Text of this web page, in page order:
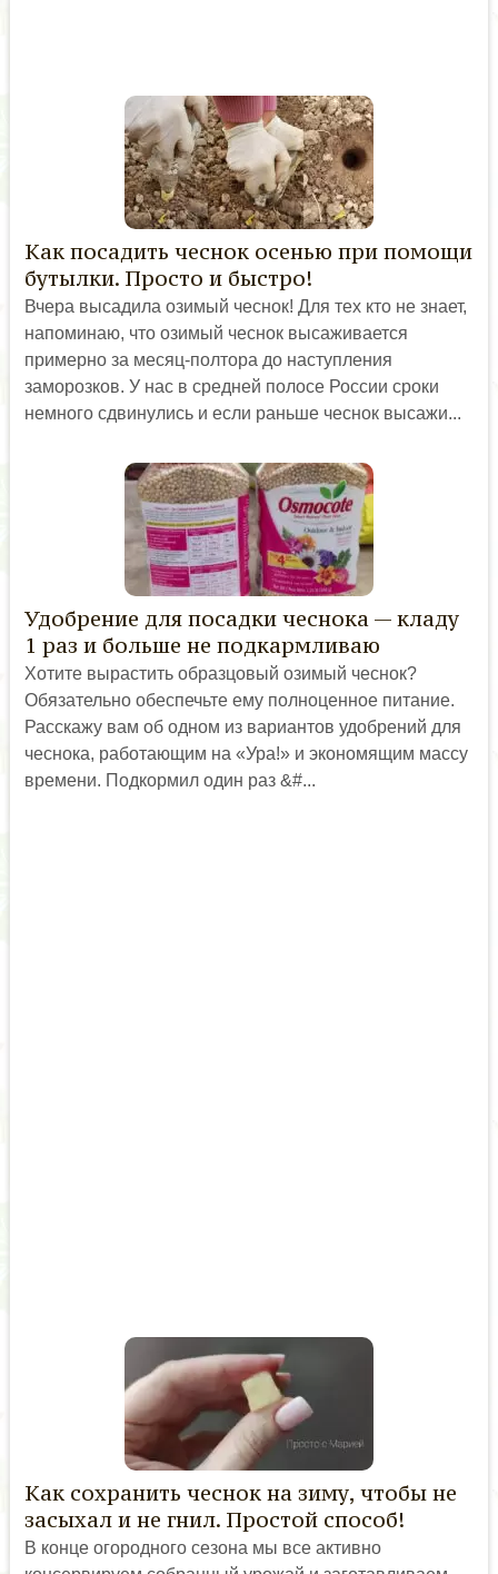
Как посадить чеснок осенью при помощи
бутылки. Просто и быстро!
Вчера высадила озимый чеснок! Для тех кто не знает,
напоминаю, что озимый чеснок высаживается
примерно за месяц-полтора до наступления
заморозков. У нас в средней полосе России сроки
немного сдвинулись и если раньше чеснок высажи...
Удобрение для посадки чеснока — кладу
1 раз и больше не подкармливаю
Хотите вырастить образцовый озимый чеснок?
Обязательно обеспечьте ему полноценное питание.
Расскажу вам об одном из вариантов удобрений для
чеснока, работающим на «Ура!» и экономящим массу
времени. Подкормил один раз &#...
Как сохранить чеснок на зиму, чтобы не
засыхал и не гнил. Простой способ!
В конце огородного сезона мы все активно